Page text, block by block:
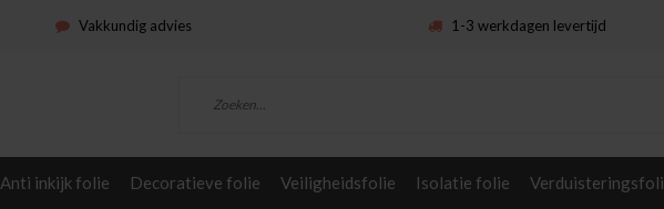
Vakkundig advies 1-3 werkdagen levertijd
Anti inkijk folie Decoratieve folie Veiligheidsfolie Isolatie folie